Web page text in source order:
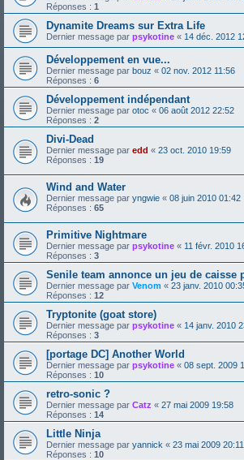
Réponses : 1
Dynamite Dreams sur Extra Life
Dernier message par psykotine « 14 déc. 2012
Développement en vue...
Dernier message par bouz « 02 nov. 2012 11:56
Réponses : 6
Développement indépendant
Dernier message par otoc « 06 août 2012 22:52
Réponses : 2
Divi-Dead
Dernier message par edd « 23 oct. 2010 19:59
Réponses : 19
Wind and Water
Dernier message par yngwie « 08 juin 2010 01:42
Réponses : 65
Primitive Nightmare
Dernier message par psykotine « 11 févr. 2010
Réponses : 3
Senile team annonce un jeu de caisse
Dernier message par Venom « 23 janv. 2010
Réponses : 12
Tryptonite (goat store)
Dernier message par psykotine « 14 janv. 2010
Réponses : 3
[portage DC] Another World
Dernier message par psykotine « 08 sept. 2009
Réponses : 10
retro-sonic ?
Dernier message par Catz « 27 mai 2009 19:58
Réponses : 14
Little Ninja
Dernier message par yannick « 23 mai 2009 20:11
Réponses : 10